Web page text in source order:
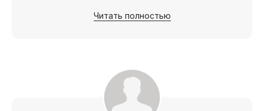
Читать полностью